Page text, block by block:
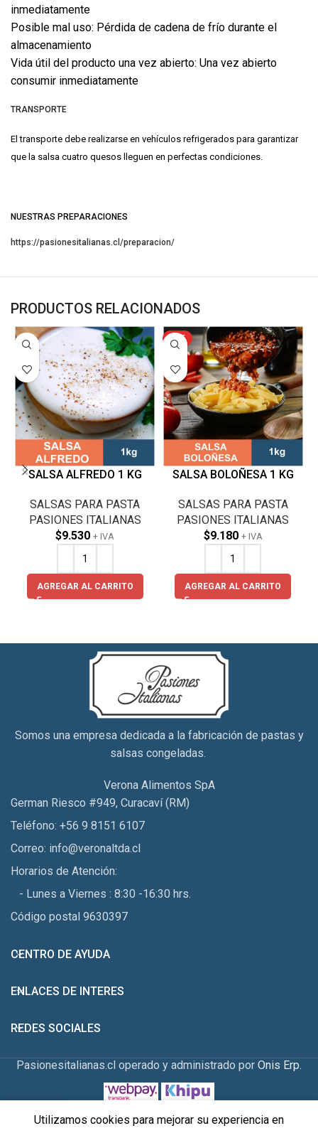
inmediatamente
Posible mal uso: Pérdida de cadena de frío durante el
almacenamiento
Vida útil del producto una vez abierto: Una vez abierto
consumir inmediatamente
TRANSPORTE
El transporte debe realizarse en vehículos refrigerados para garantizar
que la salsa cuatro quesos lleguen en perfectas condiciones.
NUESTRAS PREPARACIONES
https://pasionesitalianas.cl/preparacion/
PRODUCTOS RELACIONADOS
SALSA ALFREDO 1 KG
SALSAS PARA PASTA
PASIONES ITALIANAS
$9.530 + IVA
AGREGAR AL CARRITO
HOT
SALSA BOLOÑESA 1 KG
SALSAS PARA PASTA
PASIONES ITALIANAS
$9.180 + IVA
AGREGAR AL CARRITO
Somos una empresa dedicada a la fabricación de pastas y
salsas congeladas.
Verona Alimentos SpA
German Riesco #949, Curacaví (RM)
Teléfono: +56 9 8151 6107
Correo: info@veronaltda.cl
Horarios de Atención:
- Lunes a Viernes : 8:30 -16:30 hrs.
Código postal 9630397
CENTRO DE AYUDA
ENLACES DE INTERES
REDES SOCIALES
Pasionesitalianas.cl operado y administrado por Onis Erp.
Utilizamos cookies para mejorar su experiencia en
0